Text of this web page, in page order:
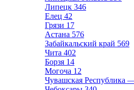
Липецк 346
Елец 42
Грязи 17
Астана 576
Забайкальский край 569
Чита 402
Борзя 14
Могоча 12
Чувашская Республика